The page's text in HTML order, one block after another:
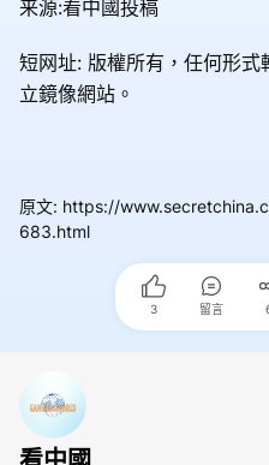
来源:看中國投稿
短网址: 版權所有，任何形式
立鏡像網站。
原文: https://
683.html
3 留言